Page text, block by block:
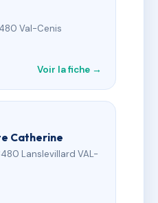
Val-Cenis
Voir la fiche →
Catherine
Lanslevillard VAL-